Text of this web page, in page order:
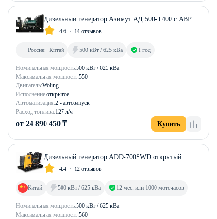
Дизельный генератор Азимут АД 500-Т400 с АВР
4.6 14 отзывов
Номинальная мощность:500 кВт / 625 кВа
Максимальная мощность:550
Двигатель:Woling
Исполнение:открытое
Автоматизация:2 - автозапуск
Расход топлива:127 л/ч
Россия - Китай 500 кВт / 625 кВа 1 год
от 24 890 450 ₸ Купить
Дизельный генератор ADD-700SWD открытый
4.4 12 отзывов
Номинальная мощность:500 кВт / 625 кВа
Максимальная мощность:560
Китай 500 кВт / 625 кВа 12 мес. или 1000 моточасов